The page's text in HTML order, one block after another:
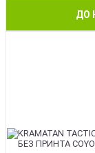
ДО